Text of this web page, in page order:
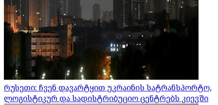
რუსეთი: ჩვენ დავარტყით უკრაინის სატრანსპორტო,
ლოგისტიკურ და სადისტრიბუციო ცენტრებს კიევში